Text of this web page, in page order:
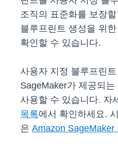
조직의 표준화를 보장
블루프린트 생성을 위
확인할 수 있습니다.
사용자 지정 블루프린
SageMaker가 제공되는
사용할 수 있습니다. 자
목록에서 확인하세요.
은 Amazon SageMaker